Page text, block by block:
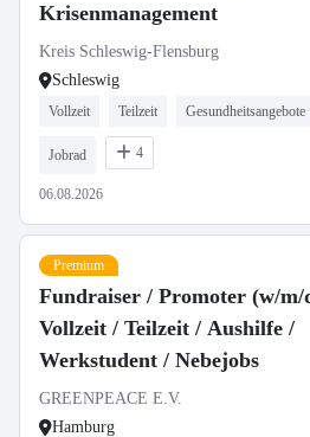
Krisenmanagement
Kreis Schleswig-Flensburg
Schleswig
Vollzeit Teilzeit Gesundheitsangebote
Jobrad 4
06.08.2026
Premium
Fundraiser / Promoter (w/m/
Vollzeit / Teilzeit / Aushilfe /
Werkstudent / Nebejobs
GREENPEACE E.V.
Hamburg